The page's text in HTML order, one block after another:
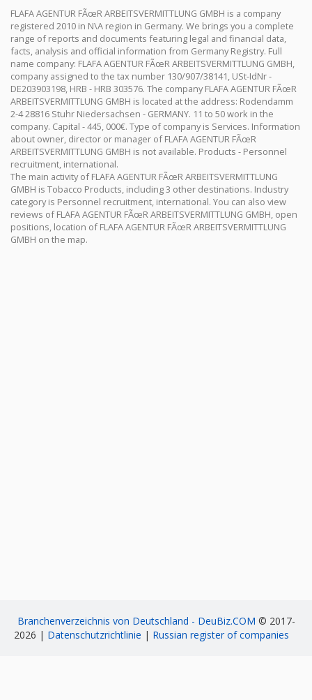
FLAFA AGENTUR FÃœR ARBEITSVERMITTLUNG GMBH is a company
registered 2010 in N\A region in Germany. We brings you a complete
range of reports and documents featuring legal and financial data,
facts, analysis and official information from Germany Registry. Full
name company: FLAFA AGENTUR FÃœR ARBEITSVERMITTLUNG GMBH,
company assigned to the tax number 130/907/38141, USt-IdNr -
DE203903198, HRB - HRB 303576. The company FLAFA AGENTUR FÃœR
ARBEITSVERMITTLUNG GMBH is located at the address: Rodendamm
2-4 28816 Stuhr Niedersachsen - GERMANY. 11 to 50 work in the
company. Capital - 445, 000€. Type of company is Services. Information
about owner, director or manager of FLAFA AGENTUR FÃœR
ARBEITSVERMITTLUNG GMBH is not available. Products - Personnel
recruitment, international.
The main activity of FLAFA AGENTUR FÃœR ARBEITSVERMITTLUNG
GMBH is Tobacco Products, including 3 other destinations. Industry
category is Personnel recruitment, international. You can also view
reviews of FLAFA AGENTUR FÃœR ARBEITSVERMITTLUNG GMBH, open
positions, location of FLAFA AGENTUR FÃœR ARBEITSVERMITTLUNG
GMBH on the map.
Branchenverzeichnis von Deutschland - DeuBiz.COM © 2017-
2026 | Datenschutzrichtlinie | Russian register of companies